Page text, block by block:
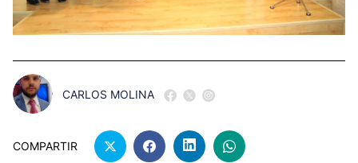
CARLOS MOLINA
COMPARTIR